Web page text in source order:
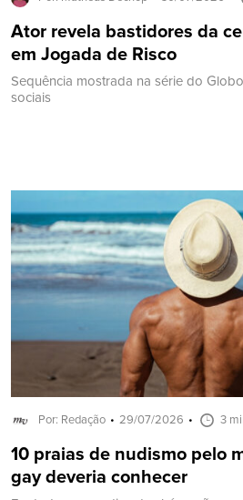
Ator revela bastidores da
em Jogada de Risco
Sequência mostrada na série do
sociais
Por: Redação 29/07/2026 3
10 praias de nudismo pelo
gay deveria conhecer